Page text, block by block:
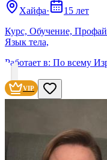
Хайфа·
15 лет
Курс, Обучение,
Язык тела,
Работает в: По всему
VIP